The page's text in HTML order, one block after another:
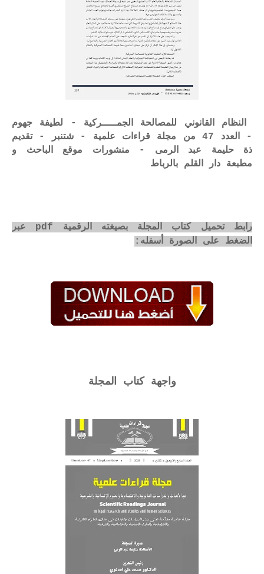
النظام القانوني للمصالحة الجمـــــركية - لطيفة جهوم
- العدد 47 من مجلة قراءات علمية - شتنبر - تقديم
ذة حليمة عبد الرمى - منشورات موقع الباحث و
مطبعة دار القلم بالرباط
رابط تحميل كتاب المجلة بصيغته الرقمية pdf عبر
الضغط على الصورة أسفله:
واجهة كتاب المجلة